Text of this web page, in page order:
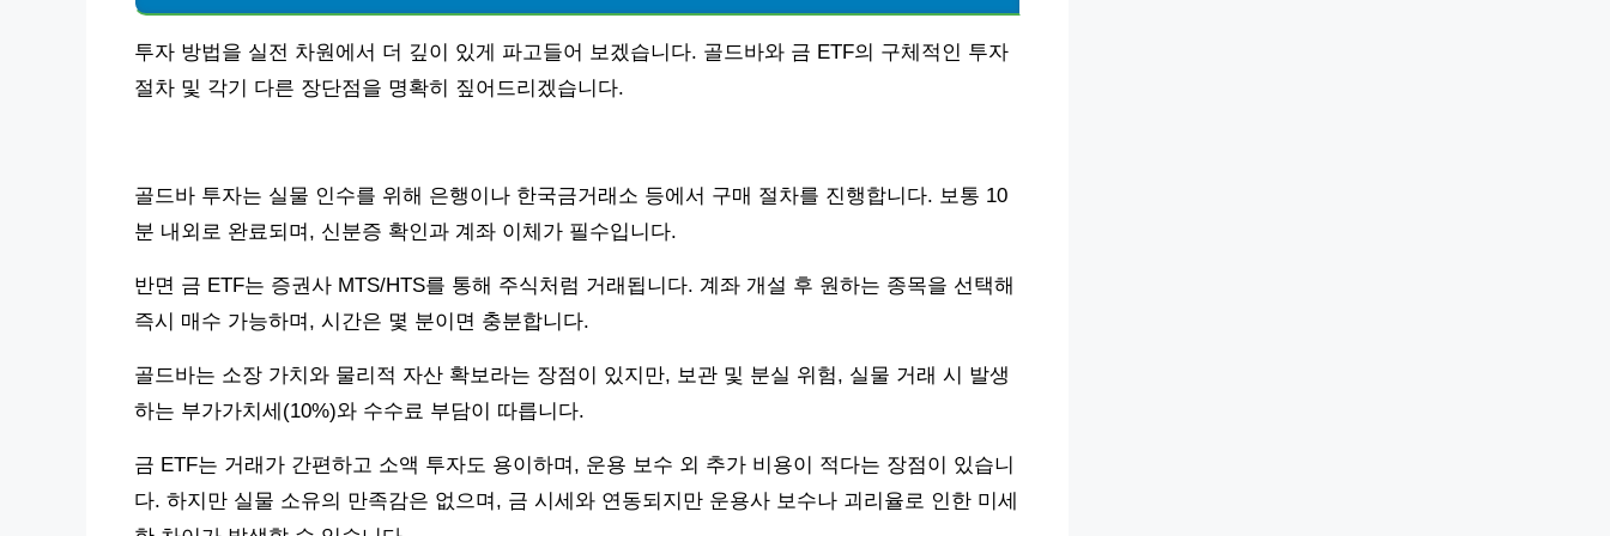
투자 방법을 실전 차원에서 더 깊이 있게 파고들어 보겠습니다. 골드바와 금 ETF의 구체적인 투자
절차 및 각기 다른 장단점을 명확히 짚어드리겠습니다.
골드바 투자는 실물 인수를 위해 은행이나 한국금거래소 등에서 구매 절차를 진행합니다. 보통 10
분 내외로 완료되며, 신분증 확인과 계좌 이체가 필수입니다.
반면 금 ETF는 증권사 MTS/HTS를 통해 주식처럼 거래됩니다. 계좌 개설 후 원하는 종목을 선택해
즉시 매수 가능하며, 시간은 몇 분이면 충분합니다.
골드바는 소장 가치와 물리적 자산 확보라는 장점이 있지만, 보관 및 분실 위험, 실물 거래 시 발생
하는 부가가치세(10%)와 수수료 부담이 따릅니다.
금 ETF는 거래가 간편하고 소액 투자도 용이하며, 운용 보수 외 추가 비용이 적다는 장점이 있습니
다. 하지만 실물 소유의 만족감은 없으며, 금 시세와 연동되지만 운용사 보수나 괴리율로 인한 미세